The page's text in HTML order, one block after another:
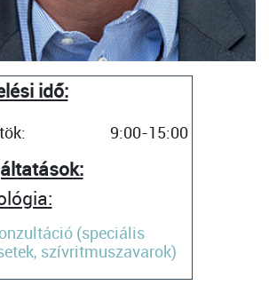
idő:
9:00-15:00
(speciális
szívritmuszavarok)